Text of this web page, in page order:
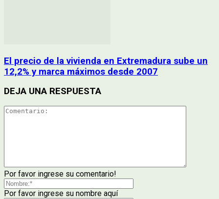
El precio de la vivienda en Extremadura sube un
12,2% y marca máximos desde 2007
DEJA UNA RESPUESTA
Por favor ingrese su comentario!
Por favor ingrese su nombre aquí